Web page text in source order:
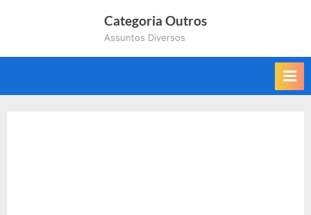
Categoria Outros
Assuntos Diversos